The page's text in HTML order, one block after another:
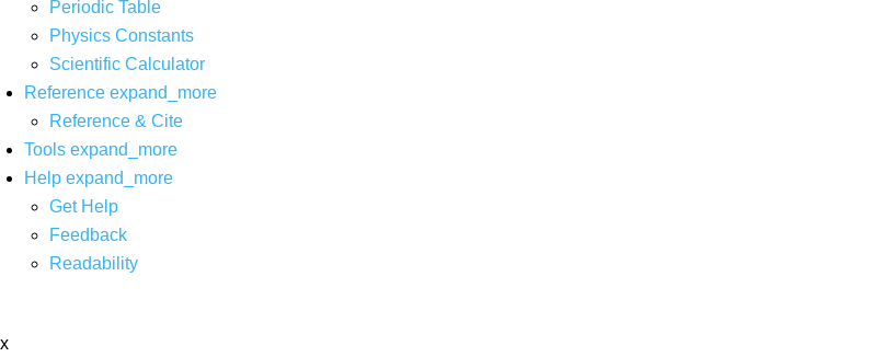
Periodic Table
Physics Constants
Scientific Calculator
Reference expand_more
Reference & Cite
Tools expand_more
Help expand_more
Get Help
Feedback
Readability
x